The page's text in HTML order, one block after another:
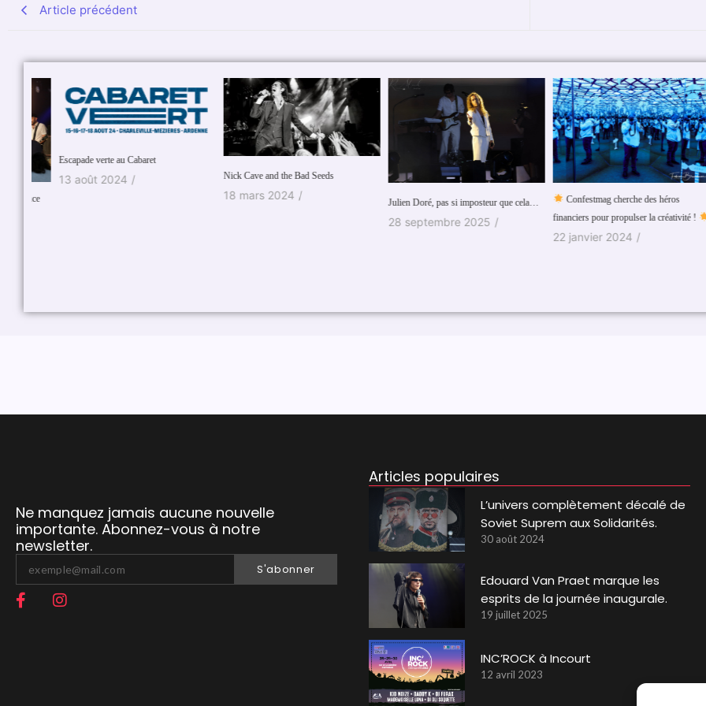
Article précédent
Escapade verte au Cabaret
13 août 2024 / Nick Cave and the Bad Seeds
18 mars 2024 /
Julien Doré, pas si imposteur que cela…
28 septembre 2025 /
Confestmag cherche des héros
financiers pour propulser la créativité !
22 janvier 2024 /
Ne manquez jamais aucune nouvelle
importante. Abonnez-vous à notre
newsletter.
S'abonner
Articles populaires
L’univers complètement décalé de
Soviet Suprem aux Solidarités.
30 août 2024
Edouard Van Praet marque les
esprits de la journée inaugurale.
19 juillet 2025
INC’ROCK à Incourt
12 avril 2023